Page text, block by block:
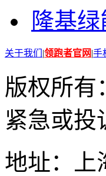
隆基绿
关于我们 |领跑者官网|手
版权所有
紧急或投
地址：上